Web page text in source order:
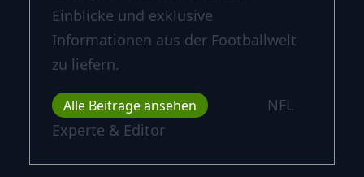
Einblicke und exklusive
Informationen aus der Footballwelt
zu liefern.
Alle Beiträge ansehen
NFL
Experte & Editor